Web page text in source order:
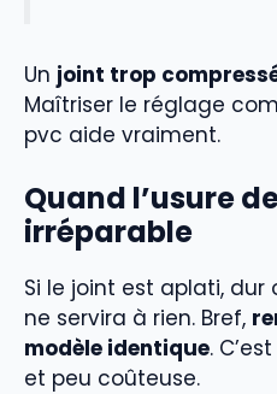
Un joint trop
Maîtriser le réglage
pvc aide vraiment.
Quand l’usure
irréparable
Si le joint est aplati, dur
ne servira à rien. Bref,
modèle identique.
et peu coûteuse.